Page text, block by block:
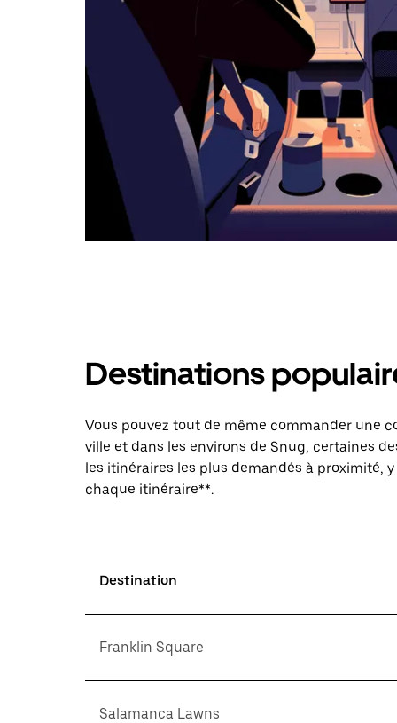
calendrier.
Destinations
Vous pouvez tout de même commander une
ville et dans les environs de Snug, certaines
les itinéraires les plus demandés à proximité,
chaque itinéraire**.
Destination
Franklin Square
Salamanca Lawns